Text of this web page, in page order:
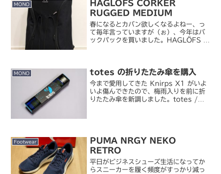
MONO
HAGLÖFS CORKER
RUGGED MEDIUM
春になるとカバン欲しくなるよねー、っ
て毎年言っていますが（ぉ）、今年はバ
ックパックを買いました。HAGLÖFS /
で...
MONO totes の折りたたみ傘を購入
今まで愛用してきた Knirps X1 がいよ
いよ傷んできたので、梅雨入りを前に折
りたたみ傘を新調しました。totes /
Footwear
PUMA NRGY NEKO
RETRO
平日がビジネスシューズ生活になってか
らスニーカーを履く頻度がすっかり減っ